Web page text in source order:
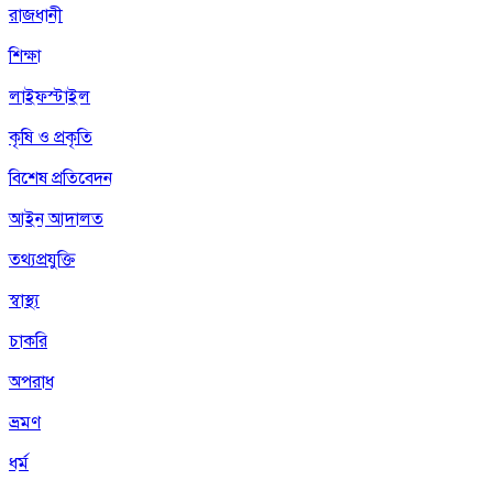
রাজধানী
শিক্ষা
লাইফস্টাইল
কৃষি ও প্রকৃতি
বিশেষ প্রতিবেদন
আইন আদালত
তথ্যপ্রযুক্তি
স্বাস্থ্য
চাকরি
অপরাধ
ভ্রমণ
ধর্ম